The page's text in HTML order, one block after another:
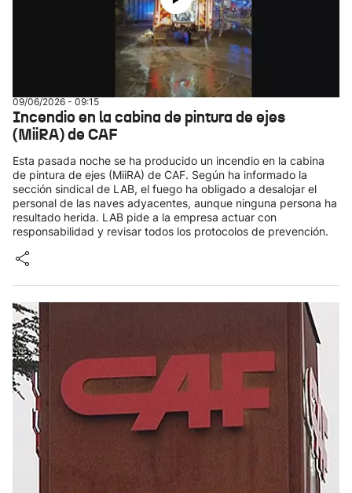
09/06/2026 - 09:15
Incendio en la cabina de pintura de ejes
(MiiRA) de CAF
Esta pasada noche se ha producido un incendio en la cabina
de pintura de ejes (MiiRA) de CAF. Según ha informado la
sección sindical de LAB, el fuego ha obligado a desalojar el
personal de las naves adyacentes, aunque ninguna persona ha
resultado herida. LAB pide a la empresa actuar con
responsabilidad y revisar todos los protocolos de prevención.